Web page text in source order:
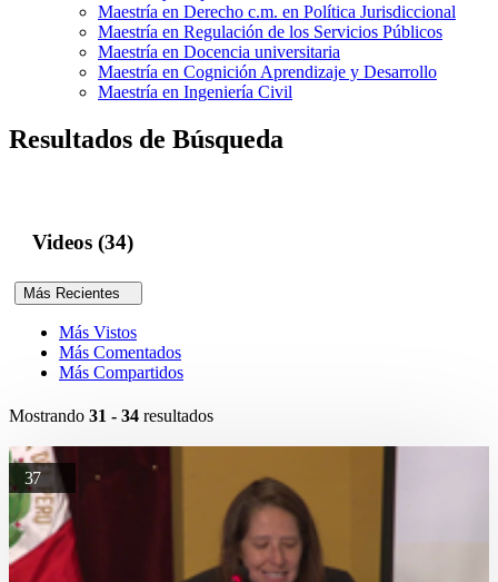
Maestría en Derecho c.m. en Política Jurisdiccional
Maestría en Regulación de los Servicios Públicos
Maestría en Docencia universitaria
Maestría en Cognición Aprendizaje y Desarrollo
Maestría en Ingeniería Civil
Resultados de Búsqueda
Videos (34)
Más Recientes
Más Vistos
Más Comentados
Más Compartidos
Mostrando 31 - 34 resultados
37